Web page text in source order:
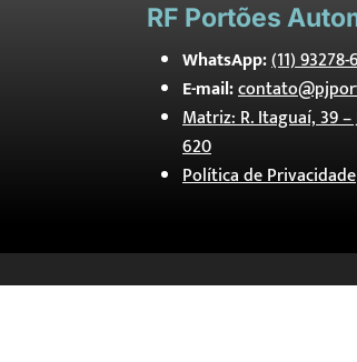
RF Portões
WhatsApp:(11)
E-mail:
Matriz: R. Itaguaí, 39 –
620
Política de Privacidade